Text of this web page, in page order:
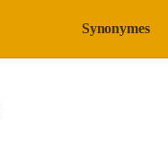
Synonymes